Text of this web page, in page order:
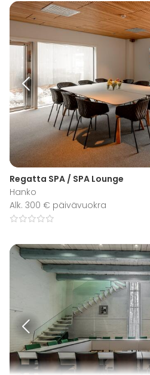
Regatta SPA / SPA Lounge
Hanko
Alk. 300 € päivävuokra